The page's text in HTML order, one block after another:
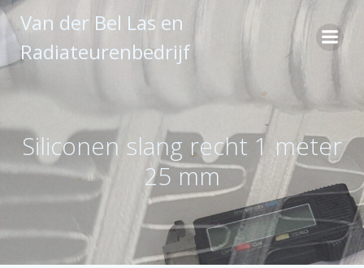
Ga
naar
inhoud
Van der Bel Las en
Radiateurenbedrijf
Siliconen slang recht 1 meter
25 mm